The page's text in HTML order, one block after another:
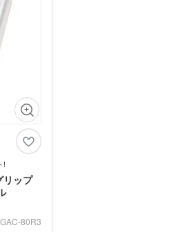
!
ップ
80R3
ショナ
筆
リフ
リ
ォト
・ネー
オル
オル
オル
充電